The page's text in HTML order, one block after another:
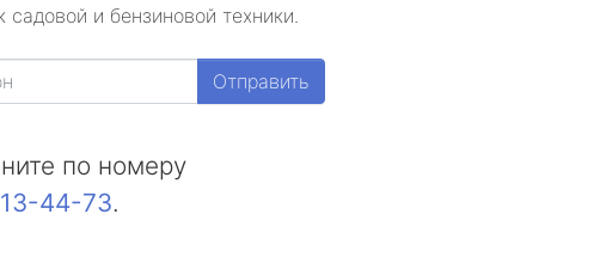
садовой и бензиновой техники.
Отправить
по номеру
44-73.